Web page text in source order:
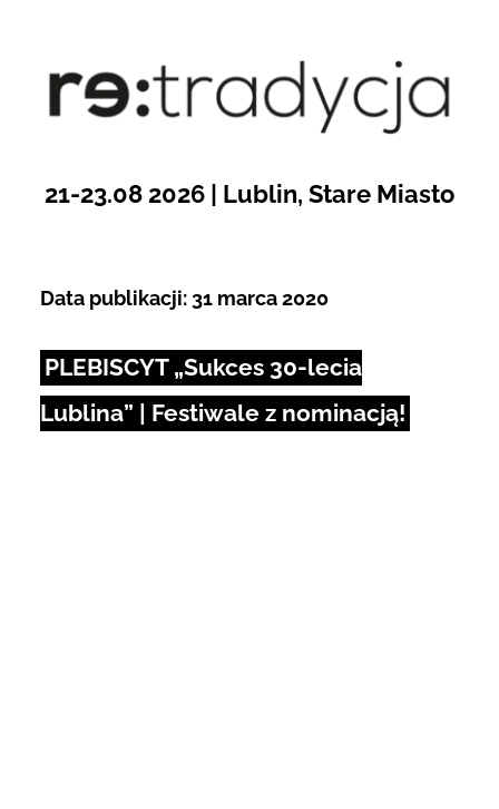
zawartości
21-23.08 2026 | Lublin, Stare Miasto
Data publikacji: 31 marca 2020
PLEBISCYT „Sukces 30-lecia
Lublina” | Festiwale z nominacją!
Open toolbar